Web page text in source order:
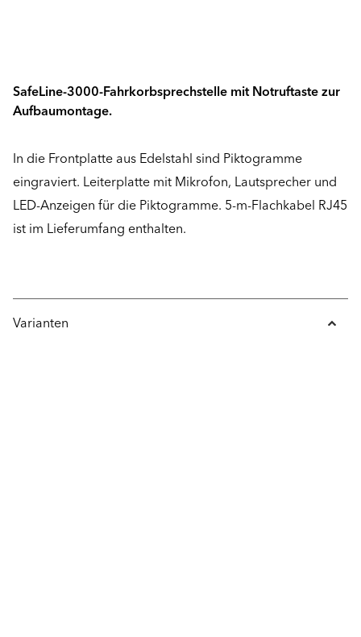
SafeLine-3000-Fahrkorbsprechstelle mit Notruftaste zur
Aufbaumontage.
In die Frontplatte aus Edelstahl sind Piktogramme
eingraviert. Leiterplatte mit Mikrofon, Lautsprecher und
LED-Anzeigen für die Piktogramme. 5-m-Flachkabel RJ45
ist im Lieferumfang enthalten.
Varianten